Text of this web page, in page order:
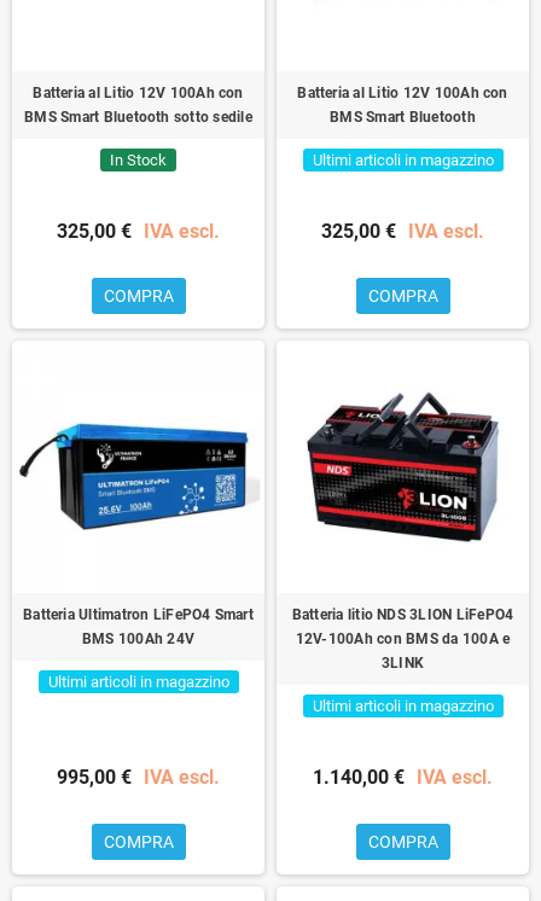
Batteria al Litio 12V 100Ah con
BMS Smart Bluetooth sotto sedile
In Stock
325,00 € IVA escl.
COMPRA
Batteria al Litio 12V 100Ah con
BMS Smart Bluetooth
Ultimi articoli in magazzino
325,00 € IVA escl.
COMPRA
Batteria Ultimatron LiFePO4 Smart
BMS 100Ah 24V
Ultimi articoli in magazzino
995,00 € IVA escl.
COMPRA
Batteria litio NDS 3LION LiFePO4
12V-100Ah con BMS da 100A e
3LINK
Ultimi articoli in magazzino
1.140,00 € IVA escl.
COMPRA